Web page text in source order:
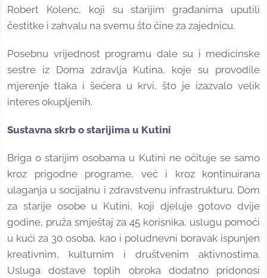
Robert Kolenc, koji su starijim građanima uputili
čestitke i zahvalu na svemu što čine za zajednicu.
Posebnu vrijednost programu dale su i medicinske
sestre iz Doma zdravlja Kutina, koje su provodile
mjerenje tlaka i šećera u krvi, što je izazvalo velik
interes okupljenih.
Sustavna skrb o starijima u Kutini
Briga o starijim osobama u Kutini ne očituje se samo
kroz prigodne programe, već i kroz kontinuirana
ulaganja u socijalnu i zdravstvenu infrastrukturu. Dom
za starije osobe u Kutini, koji djeluje gotovo dvije
godine, pruža smještaj za 45 korisnika, uslugu pomoći
u kući za 30 osoba, kao i poludnevni boravak ispunjen
kreativnim, kulturnim i društvenim aktivnostima.
Usluga dostave toplih obroka dodatno pridonosi